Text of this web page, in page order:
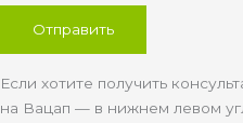
Если хотите получить
на Вацап — в нижнем левом